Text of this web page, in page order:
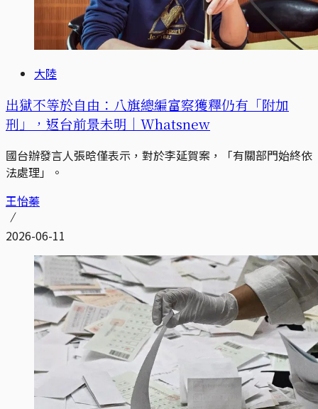
大陸
出獄不等於自由：八旗總編富察獲釋仍有「附加
刑」，返台前景未明｜Whatsnew
國台辦發言人張晗僅表示，對於李延賀案，「有關部門始終依
法處理」。
王怡蓁
2026-06-11